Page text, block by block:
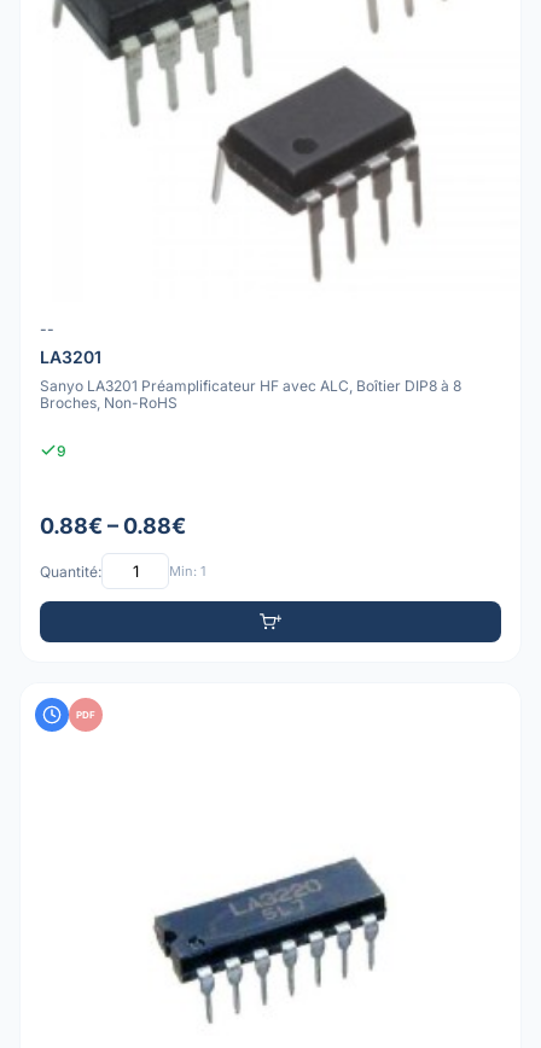
--
LA3201
Sanyo LA3201 Préamplificateur HF avec ALC, Boîtier DIP8 à 8
Broches, Non-RoHS
9
0.88€ – 0.88€
Quantité: Min: 1
PDF